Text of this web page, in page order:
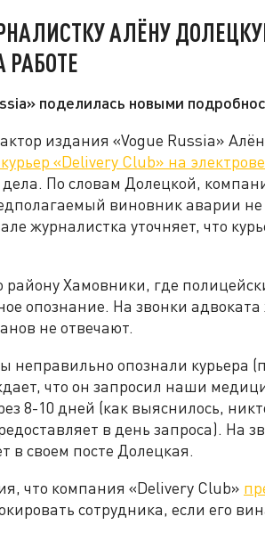
АЛЁНУ
РАБОТЕ
поделилась новыми
издания «Vogue Russia»
«Delivery Сlub» на
дела. По словам Долецкой,
виновник аварии
журналистка уточняет, что
Хамовники, где
опознание. На звонки
не отвечают.
неправильно опознали курьера
что он запросил наши
8-10 дней (как выяснилось,
в день запроса). На
в своем посте Долецкая.
что компания «Delivery Сlub»
сотрудника, если его